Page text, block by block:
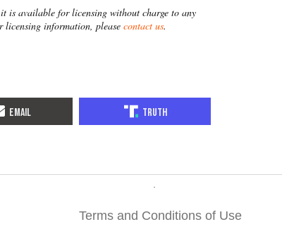
is available for licensing without charge to any
licensing information, please contact us.
Terms and Conditions of Use